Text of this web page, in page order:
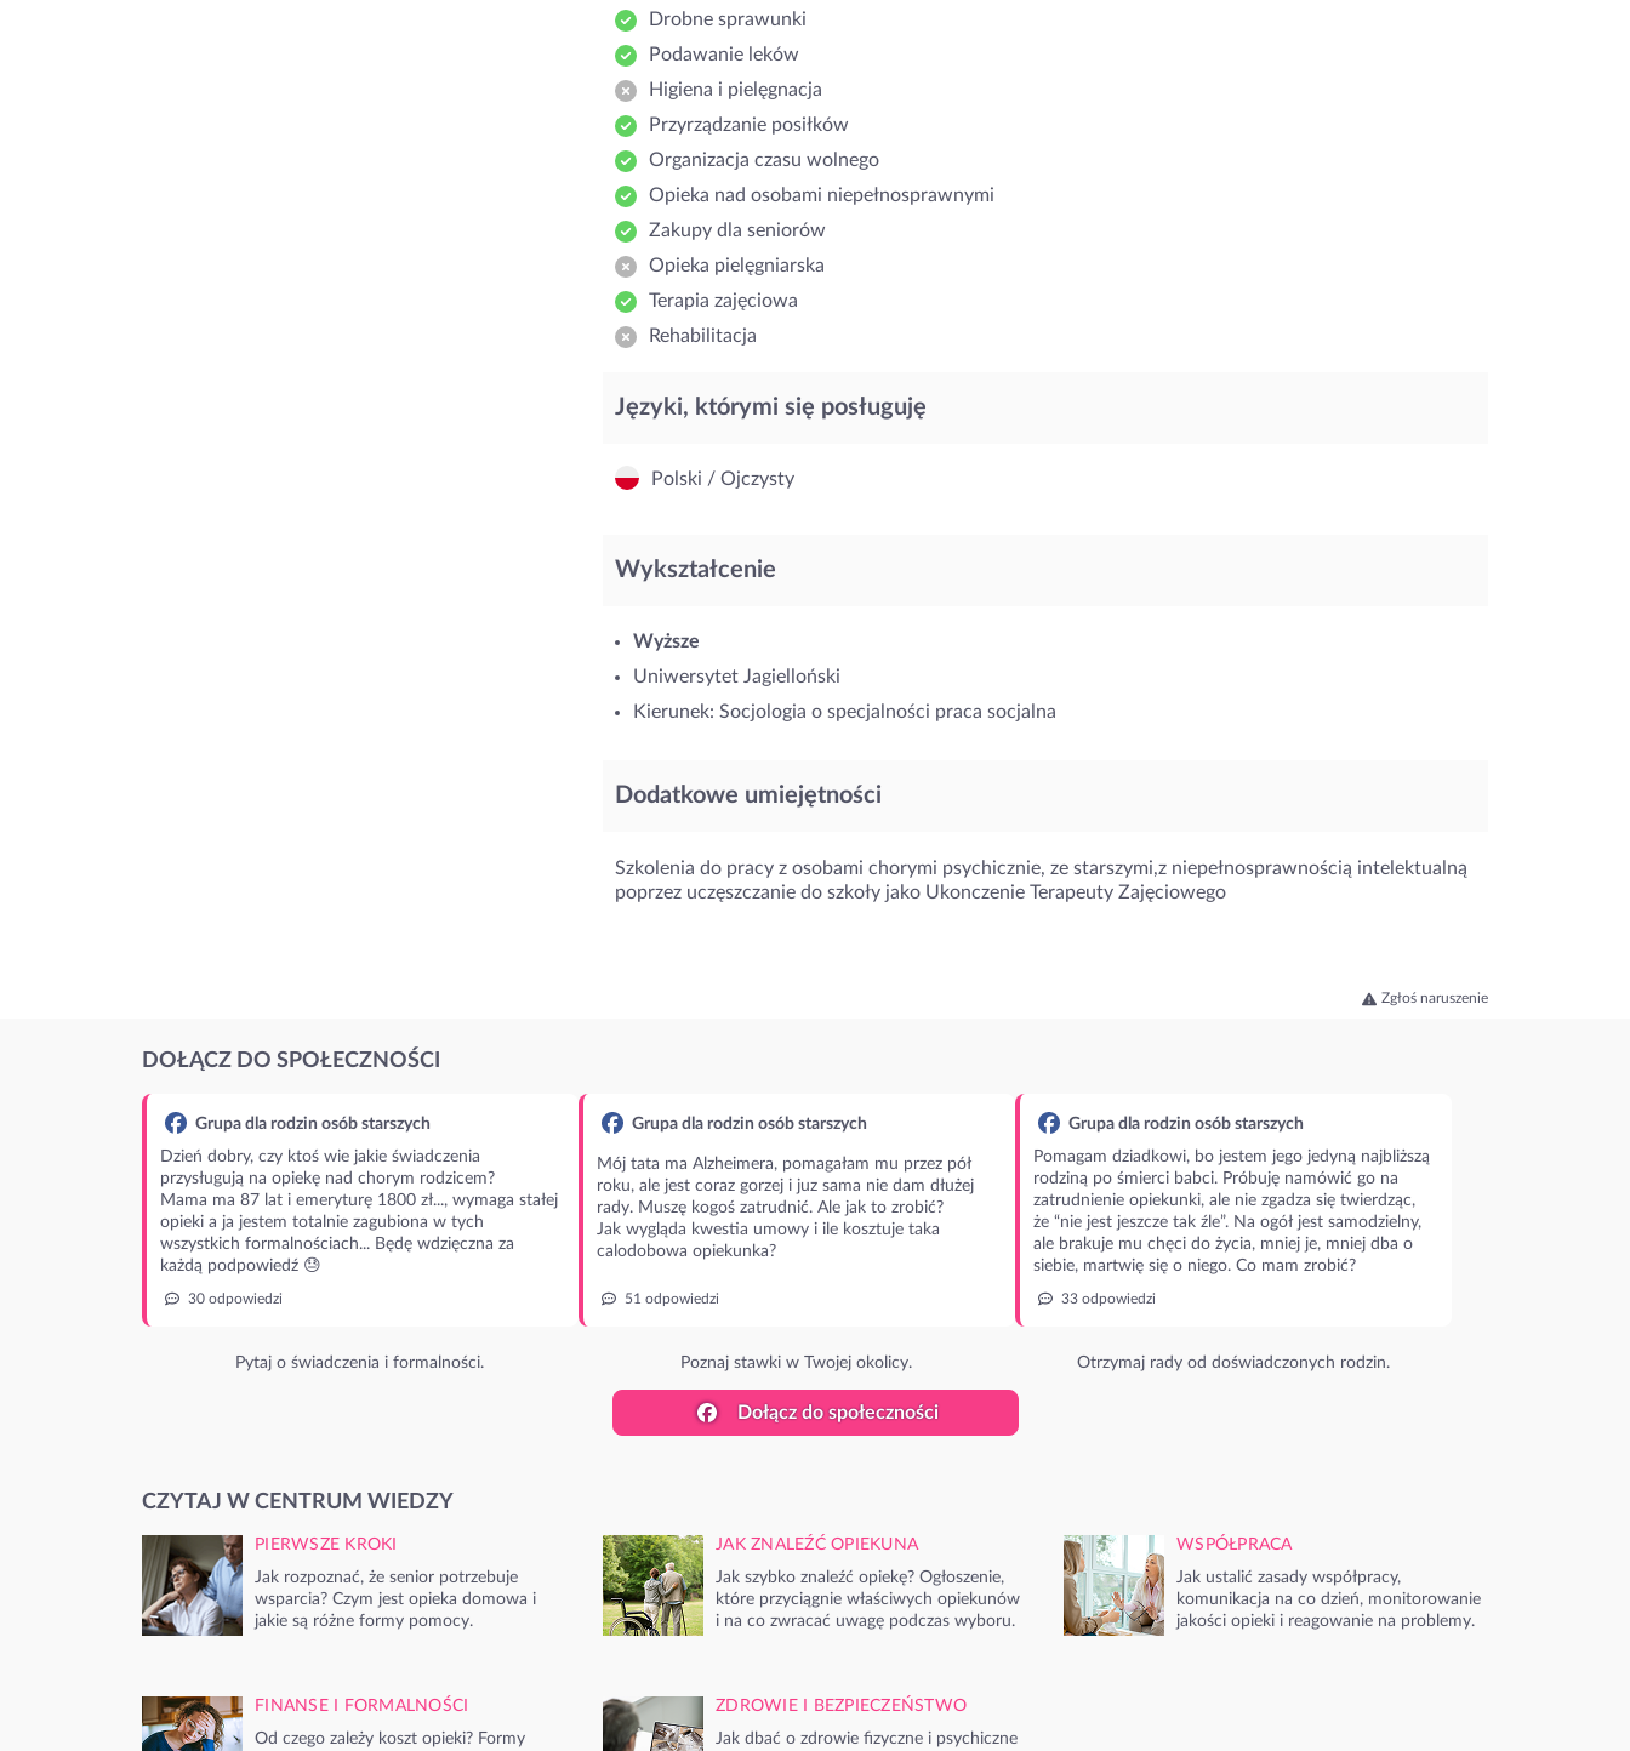
Drobne sprawunki
Podawanie leków
Higiena i pielęgnacja
Przyrządzanie posiłków
Organizacja czasu wolnego
Opieka nad osobami niepełnosprawnymi
Zakupy dla seniorów
Opieka pielęgniarska
Terapia zajęciowa
Rehabilitacja
Języki, którymi się posługuję
Polski / Ojczysty
Wykształcenie
Wyższe
Uniwersytet Jagielloński
Kierunek: Socjologia o specjalności praca socjalna
Dodatkowe umiejętności
Szkolenia do pracy z osobami chorymi psychicznie, ze starszymi,z niepełnosprawnością intelektualną
poprzez uczęszczanie do szkoły jako Ukonczenie Terapeuty Zajęciowego
Zgłoś naruszenie
DOŁĄCZ DO SPOŁECZNOŚCI
Grupa dla rodzin osób starszych
Dzień dobry, czy ktoś wie jakie świadczenia
przysługują na opiekę nad chorym rodzicem?
Mama ma 87 lat i emeryturę 1800 zł..., wymaga stałej
opieki a ja jestem totalnie zagubiona w tych
wszystkich formalnościach... Będę wdzięczna za
każdą podpowiedź 😓
30 odpowiedzi
Pytaj o świadczenia i formalności.
Grupa dla rodzin osób starszych
Mój tata ma Alzheimera, pomagałam mu przez pół
roku, ale jest coraz gorzej i juz sama nie dam dłużej
rady. Muszę kogoś zatrudnić. Ale jak to zrobić?
Jak wygląda kwestia umowy i ile kosztuje taka
calodobowa opiekunka?
51 odpowiedzi
Poznaj stawki w Twojej okolicy.
Grupa dla rodzin osób starszych
Pomagam dziadkowi, bo jestem jego jedyną najbliższą
rodziną po śmierci babci. Próbuję namówić go na
zatrudnienie opiekunki, ale nie zgadza się twierdząc,
że “nie jest jeszcze tak źle”. Na ogół jest samodzielny,
ale brakuje mu chęci do życia, mniej je, mniej dba o
siebie, martwię się o niego. Co mam zrobić?
33 odpowiedzi
Otrzymaj rady od doświadczonych rodzin.
Dołącz do społeczności
CZYTAJ W CENTRUM WIEDZY
PIERWSZE KROKI
Jak rozpoznać, że senior potrzebuje
wsparcia? Czym jest opieka domowa i
jakie są różne formy pomocy.
JAK ZNALEŹĆ OPIEKUNA
Jak szybko znaleźć opiekę? Ogłoszenie,
które przyciągnie właściwych opiekunów
i na co zwracać uwagę podczas wyboru.
WSPÓŁPRACA
Jak ustalić zasady współpracy,
komunikacja na co dzień, monitorowanie
jakości opieki i reagowanie na problemy.
FINANSE I FORMALNOŚCI
Od czego zależy koszt opieki? Formy
ZDROWIE I BEZPIECZEŃSTWO
Jak dbać o zdrowie fizyczne i psychiczne